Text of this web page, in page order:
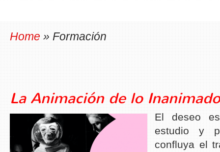
Home » Formación
La Animación de lo Inanimado
El deseo
estudio y
confluya el